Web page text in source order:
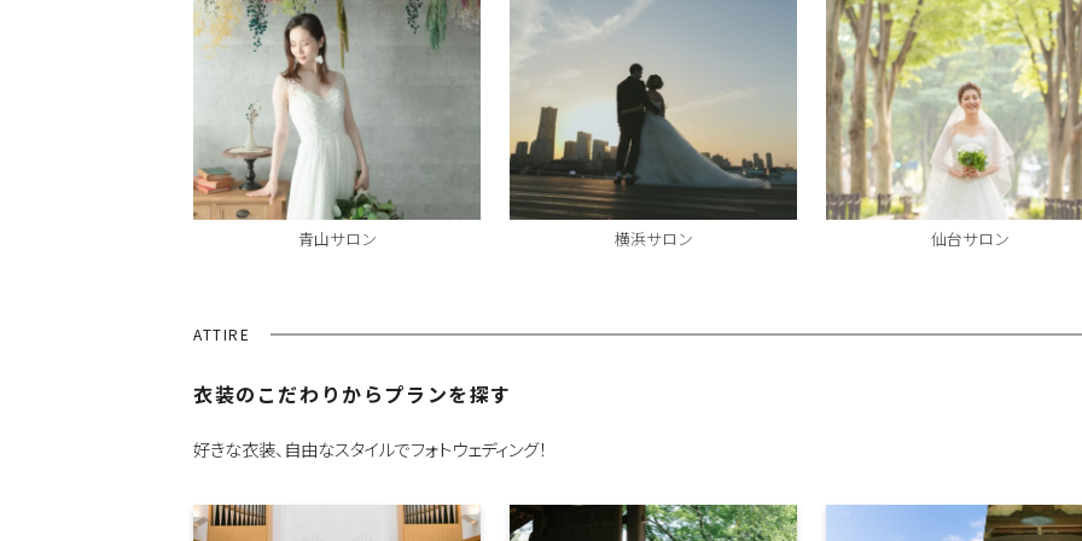
青山サロン 横浜サロン 仙台サロン
ATTIRE
衣装のこだわりからプランを探す
好きな衣装、自由なスタイルでフォトウェディング！